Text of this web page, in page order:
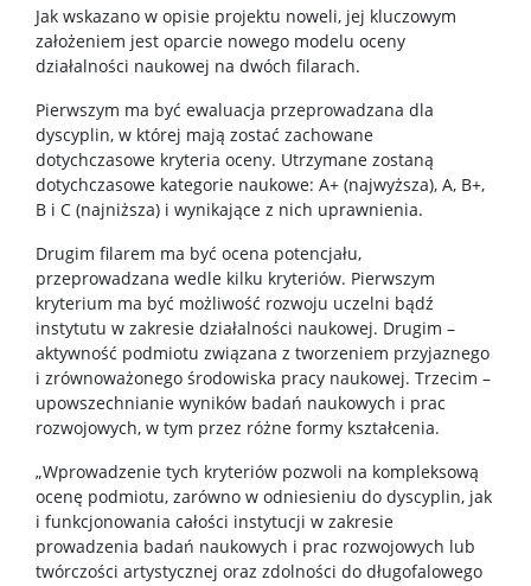
Jak wskazano w opisie projektu noweli, jej kluczowym
założeniem jest oparcie nowego modelu oceny
działalności naukowej na dwóch filarach.
Pierwszym ma być ewaluacja przeprowadzana dla
dyscyplin, w której mają zostać zachowane
dotychczasowe kryteria oceny. Utrzymane zostaną
dotychczasowe kategorie naukowe: A+ (najwyższa), A, B+,
B i C (najniższa) i wynikające z nich uprawnienia.
Drugim filarem ma być ocena potencjału,
przeprowadzana wedle kilku kryteriów. Pierwszym
kryterium ma być możliwość rozwoju uczelni bądź
instytutu w zakresie działalności naukowej. Drugim –
aktywność podmiotu związana z tworzeniem przyjaznego
i zrównoważonego środowiska pracy naukowej. Trzecim –
upowszechnianie wyników badań naukowych i prac
rozwojowych, w tym przez różne formy kształcenia.
„Wprowadzenie tych kryteriów pozwoli na kompleksową
ocenę podmiotu, zarówno w odniesieniu do dyscyplin, jak
i funkcjonowania całości instytucji w zakresie
prowadzenia badań naukowych i prac rozwojowych lub
twórczości artystycznej oraz zdolności do długofalowego